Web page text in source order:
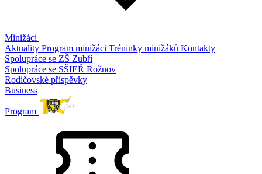
Minižáci
Aktuality Program minižáci Tréninky minižáků Kontakty
Spolupráce se ZŠ Zubří
Spolupráce se SŠIEŘ Rožnov
Rodičovské příspěvky
Business
Program